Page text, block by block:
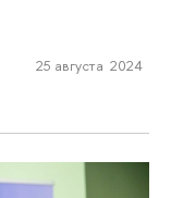
25 августа 2024